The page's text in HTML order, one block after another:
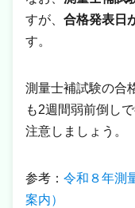
すが、 合格発表日
す。
測量士補試験の合
も2週間弱前倒し
注意しましょう。
参考： 令和８年測
案内）